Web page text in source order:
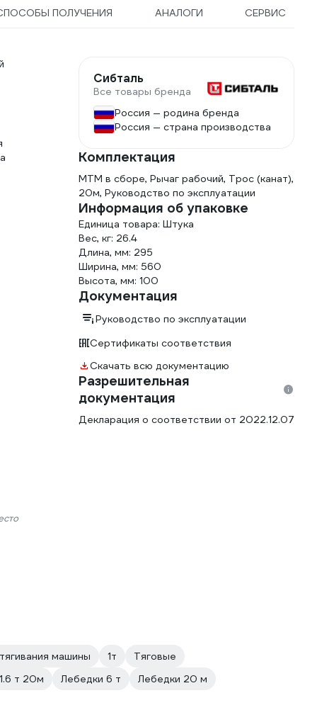
ПОЛУЧЕНИЯ АНАЛОГИ СЕРВИС
Сибталь
Все товары бренда
Россия — родина бренда
Россия — страна производства
Комплектация
МТМ в сборе, Рычаг рабочий, Трос (канат),
20м, Руководство по эксплуатации
Информация об упаковке
Единица товара: Штука
Вес, кг: 26.4
Длина, мм: 295
Ширина, мм: 560
Высота, мм: 100
Документация
Руководство по эксплуатации
Сертификаты соответствия
Скачать всю документацию
Разрешительная
документация
Декларация о соответствии от 2022.12.07
машины 1т
Тяговые
1.6 т 20м Лебедки 6 т
Лебедки 20 м